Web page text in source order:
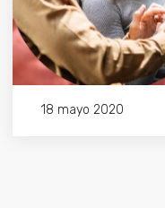
18 mayo 2020